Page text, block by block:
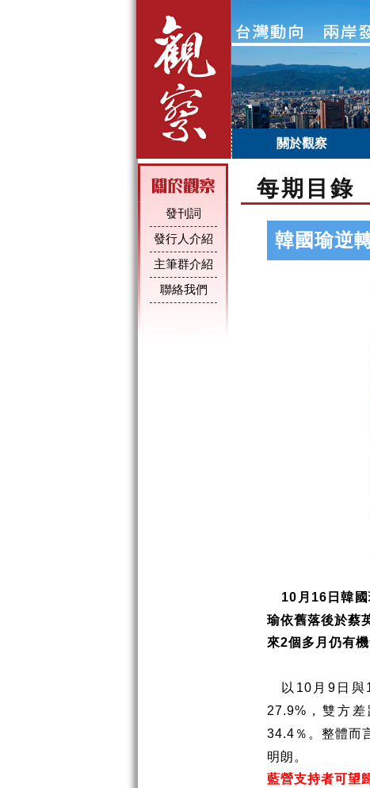
關於觀察
發刊詞
發行人介紹
主筆群介紹
聯絡我們
每期目錄
韓國瑜逆
10 月 16日韓
瑜依舊落後於蔡
來2個多月仍有
以 10 月 9 日與
27.9% ，雙方
34.4 ％。整體而
明朗。
藍營支持者可望